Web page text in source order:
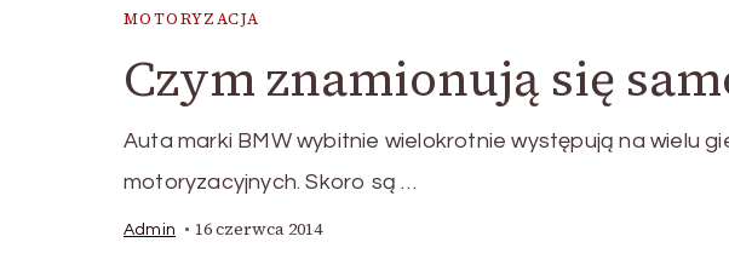
MOTORYZACJA
Czym znamionują się
Auta marki BMW wybitnie wielokrotnie występują na wielu
motoryzacyjnych. Skoro są …
Admin 16 czerwca 2014